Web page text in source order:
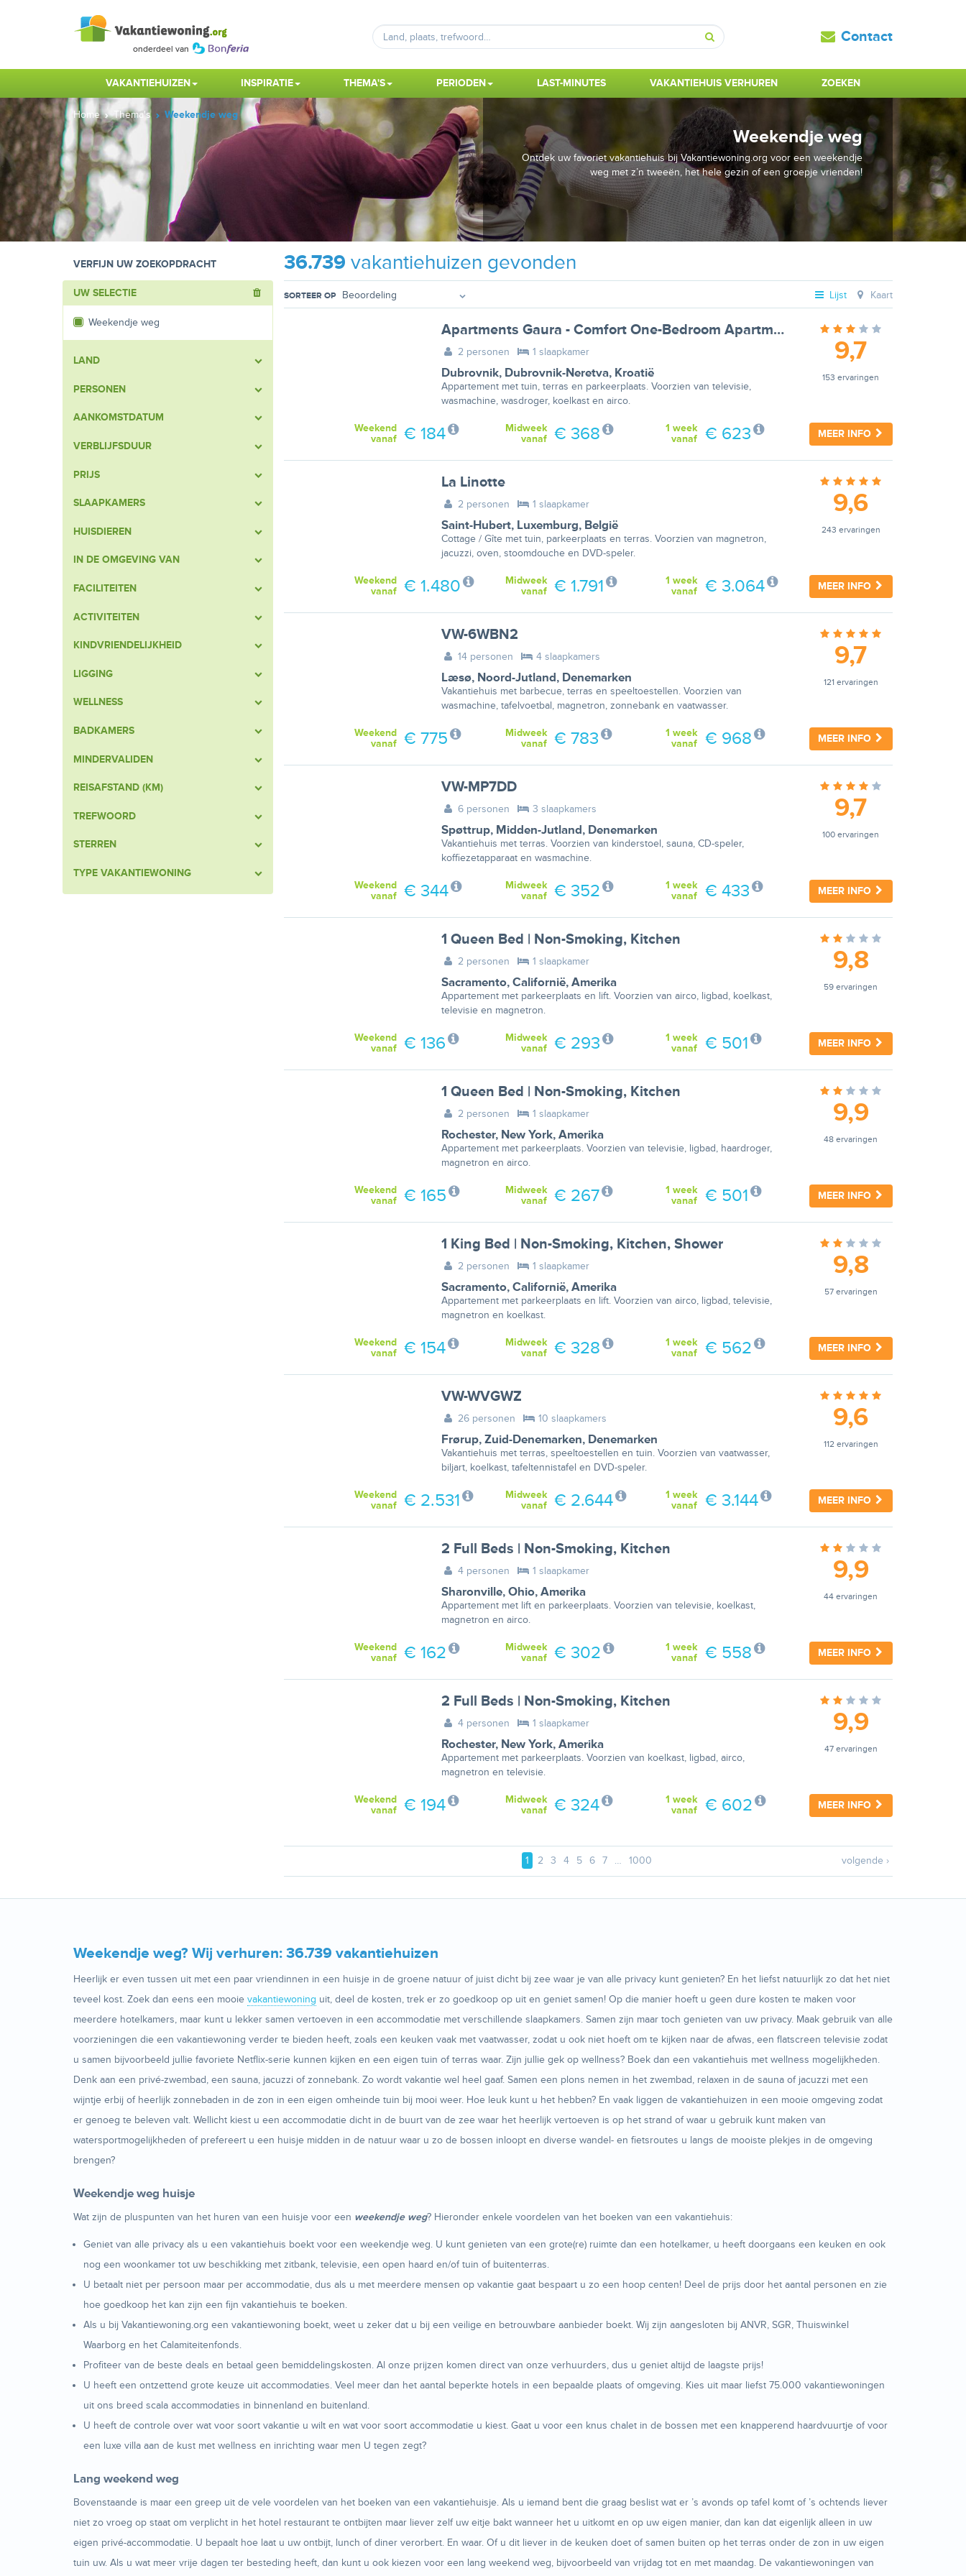
Zoeken
Contact
VAKANTIEHUIZEN INSPIRATIE THEMA'S PERIODEN LAST-MINUTES VAKANTIEHUIS VERHUREN ZOEKEN
Home Thema's Weekendje weg
Weekendje weg
Ontdek uw favoriet vakantiehuis bij Vakantiewoning.org voor een weekendje
weg met z’n tweeën, het hele gezin of een groepje vrienden!
VERFIJN UW ZOEKOPDRACHT 36.739 vakantiehuizen gevonden
UW SELECTIE
Weekendje weg
LAND
PERSONEN
AANKOMSTDATUM
VERBLIJFSDUUR
PRIJS
SLAAPKAMERS
HUISDIEREN
IN DE OMGEVING VAN
FACILITEITEN
ACTIVITEITEN
KINDVRIENDELIJKHEID
LIGGING
WELLNESS
BADKAMERS
MINDERVALIDEN
REISAFSTAND (KM)
TREFWOORD
STERREN
TYPE VAKANTIEWONING
SORTEER OP Lijst Kaart
Apartments Gaura - Comfort One-Bedroom Apartment with Terrace
2 personen 1 slaapkamer
Dubrovnik, Dubrovnik-Neretva, Kroatië
Appartement met tuin, terras en parkeerplaats. Voorzien van televisie,
wasmachine, wasdroger, koelkast en airco.
9,7
153 ervaringen
MEER INFO
1 week
vanaf
€ 623
Midweek
vanaf
€ 368
Weekend
vanaf
€ 184
La Linotte
2 personen 1 slaapkamer
Saint-Hubert, Luxemburg, België
Cottage / Gîte met tuin, parkeerplaats en terras. Voorzien van magnetron,
jacuzzi, oven, stoomdouche en DVD-speler.
9,6
243 ervaringen
MEER INFO
1 week
vanaf
€ 3.064
Midweek
vanaf
€ 1.791
Weekend
vanaf
€ 1.480
VW-6WBN2
14 personen 4 slaapkamers
Læsø, Noord-Jutland, Denemarken
Vakantiehuis met barbecue, terras en speeltoestellen. Voorzien van
wasmachine, tafelvoetbal, magnetron, zonnebank en vaatwasser.
9,7
121 ervaringen
MEER INFO
1 week
vanaf
€ 968
Midweek
vanaf
€ 783
Weekend
vanaf
€ 775
VW-MP7DD
6 personen 3 slaapkamers
Spøttrup, Midden-Jutland, Denemarken
Vakantiehuis met terras. Voorzien van kinderstoel, sauna, CD-speler,
koffiezetapparaat en wasmachine.
9,7
100 ervaringen
MEER INFO
1 week
vanaf
€ 433
Midweek
vanaf
€ 352
Weekend
vanaf
€ 344
1 Queen Bed | Non-Smoking, Kitchen
2 personen 1 slaapkamer
Sacramento, Californië, Amerika
Appartement met parkeerplaats en lift. Voorzien van airco, ligbad, koelkast,
televisie en magnetron.
9,8
59 ervaringen
MEER INFO
1 week
vanaf
€ 501
Midweek
vanaf
€ 293
Weekend
vanaf
€ 136
1 Queen Bed | Non-Smoking, Kitchen
2 personen 1 slaapkamer
Rochester, New York, Amerika
Appartement met parkeerplaats. Voorzien van televisie, ligbad, haardroger,
magnetron en airco.
9,9
48 ervaringen
MEER INFO
1 week
vanaf
€ 501
Midweek
vanaf
€ 267
Weekend
vanaf
€ 165
1 King Bed | Non-Smoking, Kitchen, Shower
2 personen 1 slaapkamer
Sacramento, Californië, Amerika
Appartement met parkeerplaats en lift. Voorzien van airco, ligbad, televisie,
magnetron en koelkast.
9,8
57 ervaringen
MEER INFO
1 week
vanaf
€ 562
Midweek
vanaf
€ 328
Weekend
vanaf
€ 154
VW-WVGWZ
26 personen 10 slaapkamers
Frørup, Zuid-Denemarken, Denemarken
Vakantiehuis met terras, speeltoestellen en tuin. Voorzien van vaatwasser,
biljart, koelkast, tafeltennistafel en DVD-speler.
9,6
112 ervaringen
MEER INFO
1 week
vanaf
€ 3.144
Midweek
vanaf
€ 2.644
Weekend
vanaf
€ 2.531
2 Full Beds | Non-Smoking, Kitchen
4 personen 1 slaapkamer
Sharonville, Ohio, Amerika
Appartement met lift en parkeerplaats. Voorzien van televisie, koelkast,
magnetron en airco.
9,9
44 ervaringen
MEER INFO
1 week
vanaf
€ 558
Midweek
vanaf
€ 302
Weekend
vanaf
€ 162
2 Full Beds | Non-Smoking, Kitchen
4 personen 1 slaapkamer
Rochester, New York, Amerika
Appartement met parkeerplaats. Voorzien van koelkast, ligbad, airco,
magnetron en televisie.
9,9
47 ervaringen
MEER INFO
1 week
vanaf
€ 602
Midweek
vanaf
€ 324
Weekend
vanaf
€ 194
1 2 3 4 5 6 7 … 1000 volgende ›
Weekendje weg? Wij verhuren: 36.739 vakantiehuizen
Heerlijk er even tussen uit met een paar vriendinnen in een huisje in de groene natuur of juist dicht bij zee waar je van alle privacy kunt genieten? En het liefst natuurlijk zo dat het niet
teveel kost. Zoek dan eens een mooie vakantiewoning uit, deel de kosten, trek er zo goedkoop op uit en geniet samen! Op die manier hoeft u geen dure kosten te maken voor
meerdere hotelkamers, maar kunt u lekker samen vertoeven in een accommodatie met verschillende slaapkamers. Samen zijn maar toch genieten van uw privacy. Maak gebruik van alle
voorzieningen die een vakantiewoning verder te bieden heeft, zoals een keuken vaak met vaatwasser, zodat u ook niet hoeft om te kijken naar de afwas, een flatscreen televisie zodat
u samen bijvoorbeeld jullie favoriete Netflix-serie kunnen kijken en een eigen tuin of terras waar. Zijn jullie gek op wellness? Boek dan een vakantiehuis met wellness mogelijkheden.
Denk aan een privé-zwembad, een sauna, jacuzzi of zonnebank. Zo wordt vakantie wel heel gaaf. Samen een plons nemen in het zwembad, relaxen in de sauna of jacuzzi met een
wijntje erbij of heerlijk zonnebaden in de zon in een eigen omheinde tuin bij mooi weer. Hoe leuk kunt u het hebben? En vaak liggen de vakantiehuizen in een mooie omgeving zodat
er genoeg te beleven valt. Wellicht kiest u een accommodatie dicht in de buurt van de zee waar het heerlijk vertoeven is op het strand of waar u gebruik kunt maken van
watersportmogelijkheden of prefereert u een huisje midden in de natuur waar u zo de bossen inloopt en diverse wandel- en fietsroutes u langs de mooiste plekjes in de omgeving
brengen?
Weekendje weg huisje
Wat zijn de pluspunten van het huren van een huisje voor een weekendje weg? Hieronder enkele voordelen van het boeken van een vakantiehuis:
Geniet van alle privacy als u een vakantiehuis boekt voor een weekendje weg. U kunt genieten van een grote(re) ruimte dan een hotelkamer, u heeft doorgaans een keuken en ook
nog een woonkamer tot uw beschikking met zitbank, televisie, een open haard en/of tuin of buitenterras.
U betaalt niet per persoon maar per accommodatie, dus als u met meerdere mensen op vakantie gaat bespaart u zo een hoop centen! Deel de prijs door het aantal personen en zie
hoe goedkoop het kan zijn een fijn vakantiehuis te boeken.
Als u bij Vakantiewoning.org een vakantiewoning boekt, weet u zeker dat u bij een veilige en betrouwbare aanbieder boekt. Wij zijn aangesloten bij ANVR, SGR, Thuiswinkel
Waarborg en het Calamiteitenfonds.
Profiteer van de beste deals en betaal geen bemiddelingskosten. Al onze prijzen komen direct van onze verhuurders, dus u geniet altijd de laagste prijs!
U heeft een ontzettend grote keuze uit accommodaties. Veel meer dan het aantal beperkte hotels in een bepaalde plaats of omgeving. Kies uit maar liefst 75.000 vakantiewoningen
uit ons breed scala accommodaties in binnenland en buitenland.
U heeft de controle over wat voor soort vakantie u wilt en wat voor soort accommodatie u kiest. Gaat u voor een knus chalet in de bossen met een knapperend haardvuurtje of voor
een luxe villa aan de kust met wellness en inrichting waar men U tegen zegt?
Lang weekend weg
Bovenstaande is maar een greep uit de vele voordelen van het boeken van een vakantiehuisje. Als u iemand bent die graag beslist wat er ’s avonds op tafel komt of ’s ochtends liever
niet zo vroeg op staat om verplicht in het hotel restaurant te ontbijten maar liever zelf uw eitje bakt wanneer het u uitkomt en op uw eigen manier, dan kan dat eigenlijk alleen in uw
eigen privé-accommodatie. U bepaalt hoe laat u uw ontbijt, lunch of diner verorbert. En waar. Of u dit liever in de keuken doet of samen buiten op het terras onder de zon in uw eigen
tuin uw. Als u wat meer vrije dagen ter besteding heeft, dan kunt u ook kiezen voor een lang weekend weg, bijvoorbeeld van vrijdag tot en met maandag. De vakantiewoningen van